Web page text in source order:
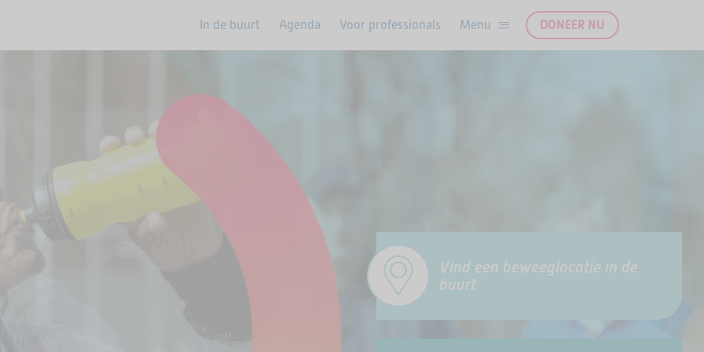
In de buurt Agenda Voor professionals DONEER NU
Vind een beweeglocatie in de
buurt